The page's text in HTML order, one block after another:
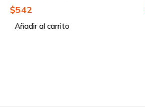
$542
Añadir al carrito